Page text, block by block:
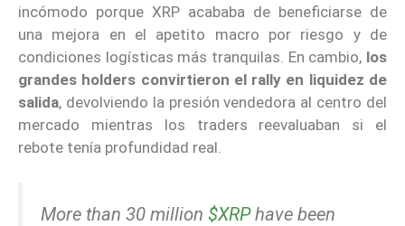
incómodo porque XRP acababa de beneficiarse de
una mejora en el apetito macro por riesgo y de
condiciones logísticas más tranquilas. En cambio, los
grandes holders convirtieron el rally en liquidez de
salida, devolviendo la presión vendedora al centro del
mercado mientras los traders reevaluaban si el
rebote tenía profundidad real.
More than 30 million $XRPhave been